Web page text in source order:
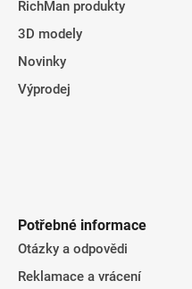
RichMan produkty
3D modely
Novinky
Výprodej
Potřebné informace
Otázky a odpovědi
Reklamace a vrácení